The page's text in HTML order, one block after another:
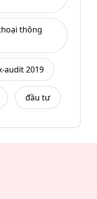
thông
audit 2019
đầu tư